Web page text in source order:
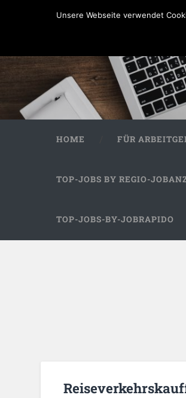
HOME FÜR
TOP-JOBS BY REGIO-
TOP-JOBS-BY-JOBRAPIDO
Unsere Webseite verwendet